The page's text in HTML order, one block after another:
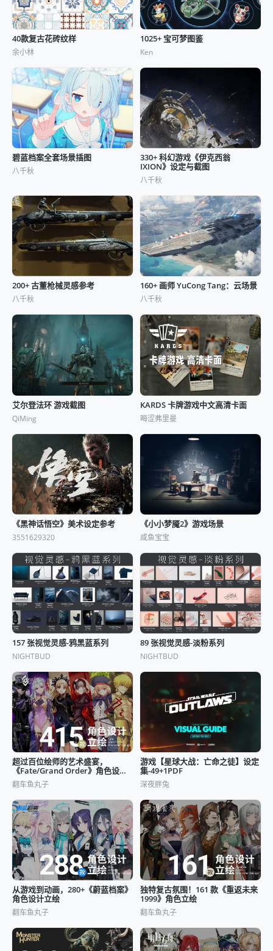
40款复古花砖纹样
余小林
1025+ 宝可梦图鉴
Ken
碧蓝档案全套场景插图
八千秋
330+ 科幻游戏《伊克西翁
IXION》设定与截图
八千秋
200+ 古董枪械灵感参考
八千秋
160+ 画师 YuCong Tang：云场景
八千秋
艾尔登法环 游戏截图
QiMing
KARDS 卡牌游戏中文高清卡面
晦涩弗里曼
《黑神话悟空》美术设定参考
3551629320
《小小梦魇2》游戏场景
咸鱼宝宝
157 张视觉灵感-鸦黑蓝系列
NIGHTBUD
89 张视觉灵感-淡粉系列
NIGHTBUD
超过百位绘师的艺术盛宴，
《Fate/Grand Order》角色设计
立绘
翻车鱼丸子
游戏【星球大战：亡命之徒】设定
集-49+1PDF
深夜胖兔
从游戏到动画，280+《蔚蓝档案》
角色设计立绘
翻车鱼丸子
独特复古氛围！161 款《重返未来
1999》角色立绘
翻车鱼丸子